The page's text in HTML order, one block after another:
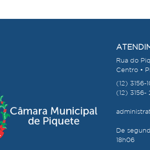
Rua do
Centro •
(12) 3156-
(12) 3156-
De
18h06